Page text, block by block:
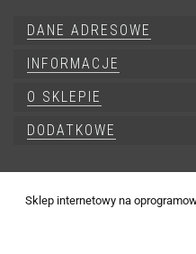
DANE ADRESOWE
INFORMACJE
O SKLEPIE
DODATKOWE
Sklep internetowy na